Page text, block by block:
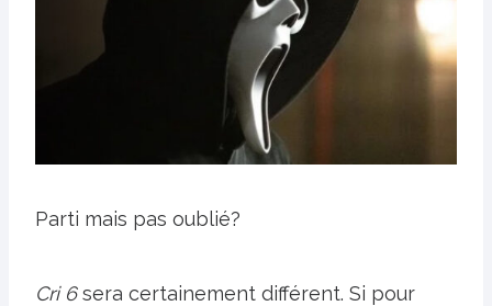
Parti mais pas oublié?
Cri 6sera certainement différent. Si pour